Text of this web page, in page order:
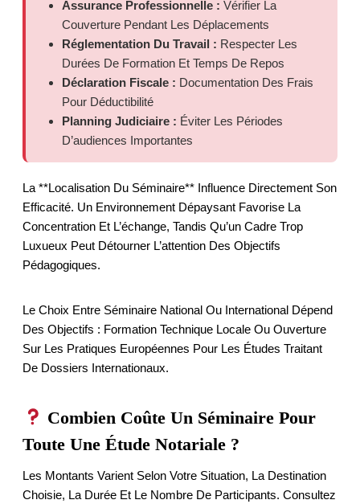
Assurance Professionnelle : Vérifier La
Couverture Pendant Les Déplacements
Réglementation Du Travail : Respecter Les
Durées De Formation Et Temps De Repos
Déclaration Fiscale : Documentation Des Frais
Pour Déductibilité
Planning Judiciaire : Éviter Les Périodes
D’audiences Importantes
La **localisation Du Séminaire** Influence Directement Son
Efficacité. Un Environnement Dépaysant Favorise La
Concentration Et L’échange, Tandis Qu’un Cadre Trop
Luxueux Peut Détourner L’attention Des Objectifs
Pédagogiques.
Le Choix Entre Séminaire National Ou International Dépend
Des Objectifs : Formation Technique Locale Ou Ouverture
Sur Les Pratiques Européennes Pour Les Études Traitant
De Dossiers Internationaux.
Combien Coûte Un Séminaire Pour
Toute Une Étude Notariale ?
Les Montants Varient Selon Votre Situation, La Destination
Choisie, La Durée Et Le Nombre De Participants. Consultez